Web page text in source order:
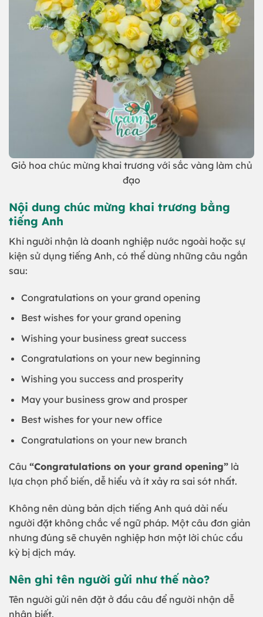
Giỏ hoa chúc mừng khai trương với sắc vàng làm chủ
đạo
Nội dung chúc mừng khai trương bằng
tiếng Anh
Khi người nhận là doanh nghiệp nước ngoài hoặc sự
kiện sử dụng tiếng Anh, có thể dùng những câu ngắn
sau:
Congratulations on your grand opening
Best wishes for your grand opening
Wishing your business great success
Congratulations on your new beginning
Wishing you success and prosperity
May your business grow and prosper
Best wishes for your new office
Congratulations on your new branch
Câu “Congratulations on your grand opening” là
lựa chọn phổ biến, dễ hiểu và ít xảy ra sai sót nhất.
Không nên dùng bản dịch tiếng Anh quá dài nếu
người đặt không chắc về ngữ pháp. Một câu đơn giản
nhưng đúng sẽ chuyên nghiệp hơn một lời chúc cầu
kỳ bị dịch máy.
Nên ghi tên người gửi như thế nào?
Tên người gửi nên đặt ở đầu câu để người nhận dễ
nhận biết.